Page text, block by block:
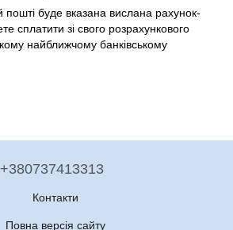
пошті буде вказана вислана рахунок-
сплатити зі свого розрахункового
найближчому банківському
+380737413313
Контакти
Повна версія сайту